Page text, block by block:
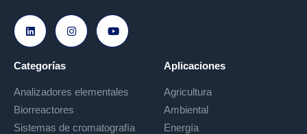
Ir a LinkedInIr a Instagram
Ir a Youtube
Categorías
Analizadores elementales
Biorreactores
Sistemas de cromatografía
Aplicaciones
Agricultura
Ambiental
Energía